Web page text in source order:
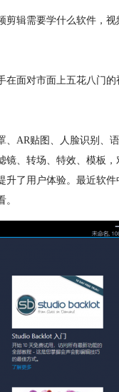
辑需要学什么软件，视
面对市面上五花八门
、AR贴图、人脸识别、
镜、转场、特效、模板
了用户体验。最近软件